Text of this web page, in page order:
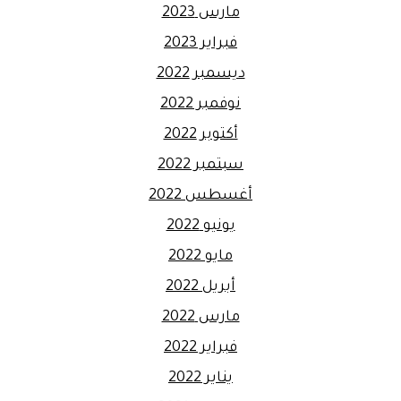
مارس 2023
فبراير 2023
ديسمبر 2022
نوفمبر 2022
أكتوبر 2022
سبتمبر 2022
أغسطس 2022
يونيو 2022
مايو 2022
أبريل 2022
مارس 2022
فبراير 2022
يناير 2022